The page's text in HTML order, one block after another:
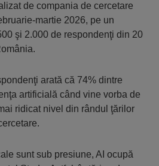
de compania de cercetare
martie 2026, pe un
şi 2.000 de respondenţi din 20
arată că 74% dintre
artificială când vine vorba de
ridicat nivel din rândul ţărilor
sunt sub presiune, AI ocupă